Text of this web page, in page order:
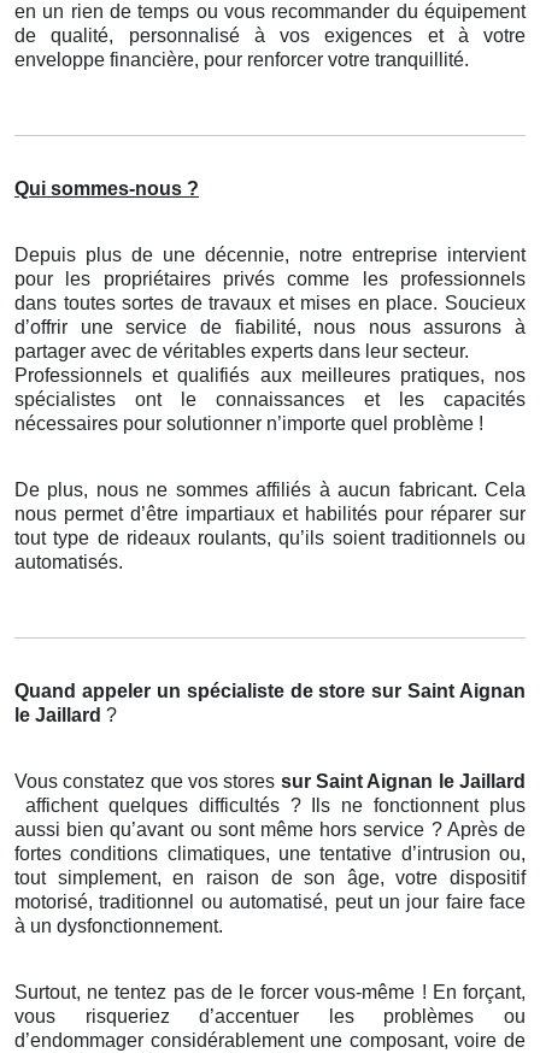
en un rien de temps ou vous recommander du équipement
de qualité, personnalisé à vos exigences et à votre
enveloppe financière, pour renforcer votre tranquillité.
Qui sommes-nous ?
Depuis plus de une décennie, notre entreprise intervient
pour les propriétaires privés comme les professionnels
dans toutes sortes de travaux et mises en place. Soucieux
d’offrir une service de fiabilité, nous nous assurons à
partager avec de véritables experts dans leur secteur.
Professionnels et qualifiés aux meilleures pratiques, nos
spécialistes ont le connaissances et les capacités
nécessaires pour solutionner n’importe quel problème !
De plus, nous ne sommes affiliés à aucun fabricant. Cela
nous permet d’être impartiaux et habilités pour réparer sur
tout type de rideaux roulants, qu’ils soient traditionnels ou
automatisés.
Quand appeler un spécialiste de store sur Saint Aignan
le Jaillard ?
Vous constatez que vos stores sur Saint Aignan le Jaillard
affichent quelques difficultés ? Ils ne fonctionnent plus
aussi bien qu’avant ou sont même hors service ? Après de
fortes conditions climatiques, une tentative d’intrusion ou,
tout simplement, en raison de son âge, votre dispositif
motorisé, traditionnel ou automatisé, peut un jour faire face
à un dysfonctionnement.
Surtout, ne tentez pas de le forcer vous-même ! En forçant,
vous risqueriez d’accentuer les problèmes ou
d’endommager considérablement une composant, voire de